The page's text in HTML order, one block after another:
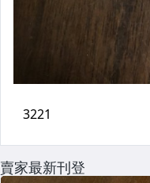
賣家最新刊登